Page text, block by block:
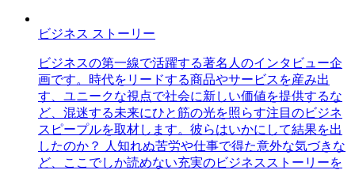
ビジネス ストーリー
ビジネスの第一線で活躍する著名人のインタビュー企
画です。時代をリードする商品やサービスを産み出
す、ユニークな視点で社会に新しい価値を提供するな
ど、混迷する未来にひと筋の光を照らす注目のビジネ
スピープルを取材します。彼らはいかにして結果を出
したのか？ 人知れぬ苦労や仕事で得た意外な気づきな
ど、ここでしか読めない充実のビジネスストーリーを